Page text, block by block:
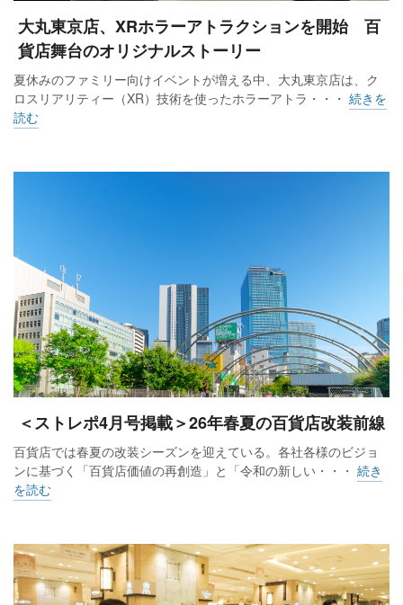
大丸東京店、XRホラーアトラクションを開始 百
貨店舞台のオリジナルストーリー
夏休みのファミリー向けイベントが増える中、大丸東京店は、ク
ロスリアリティー（XR）技術を使ったホラーアトラ・・・ 続きを
読む
＜ストレポ4月号掲載＞26年春夏の百貨店改装前線
百貨店では春夏の改装シーズンを迎えている。各社各様のビジョ
ンに基づく「百貨店価値の再創造」と「令和の新しい・・・ 続き
を読む